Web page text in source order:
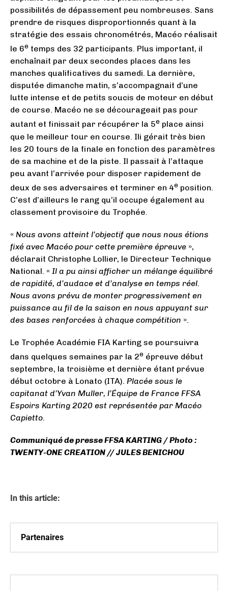
possibilités de dépassement peu nombreuses. Sans
prendre de risques disproportionnés quant à la
stratégie des essais chronométrés, Macéo réalisait
le 6e temps des 32 participants. Plus important, il
enchaînait par deux secondes places dans les
manches qualificatives du samedi. La dernière,
disputée dimanche matin, s’accompagnait d’une
lutte intense et de petits soucis de moteur en début
de course. Macéo ne se décourageait pas pour
autant et finissait par récupérer la 5e place ainsi
que le meilleur tour en course. Ili gérait très bien
les 20 tours de la finale en fonction des paramètres
de sa machine et de la piste. Il passait à l’attaque
peu avant l’arrivée pour disposer rapidement de
deux de ses adversaires et terminer en 4e position.
C’est d’ailleurs le rang qu’il occupe également au
classement provisoire du Trophée.
« Nous avons atteint l’objectif que nous nous étions
fixé avec Macéo pour cette première épreuve »,
déclarait Christophe Lollier, le Directeur Technique
National. « Il a pu ainsi afficher un mélange équilibré
de rapidité, d’audace et d’analyse en temps réel.
Nous avons prévu de monter progressivement en
puissance au fil de la saison en nous appuyant sur
des bases renforcées à chaque compétition ».
Le Trophée Académie FIA Karting se poursuivra
dans quelques semaines par la 2e épreuve début
septembre, la troisième et dernière étant prévue
début octobre à Lonato (ITA). Placée sous le
capitanat d’Yvan Muller, l’Équipe de France FFSA
Espoirs Karting 2020 est représentée par Macéo
Capietto.
Communiqué de presse FFSA KARTING / Photo :
TWENTY-ONE CREATION // JULES BENICHOU
In this article:
Partenaires